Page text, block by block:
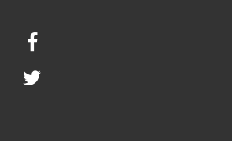
Facebook
Twitter